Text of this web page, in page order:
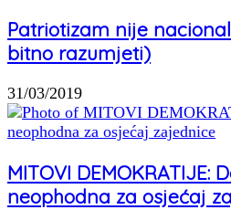
Patriotizam nije
bitno razumjeti)
31/03/2019
MITOVI DEMOKRATIJE:
neophodna za osjećaj